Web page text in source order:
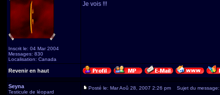
Inscrit le: 04 Mar 2004
Messages: 830
Localisation: Canada
Je vois !!!
Revenir en haut
Seyna
Testicule de léopard
Posté le: Mar Aoû 28, 2007 2:26 pm Sujet du message: